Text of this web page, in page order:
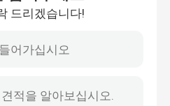
드리겠습니다!